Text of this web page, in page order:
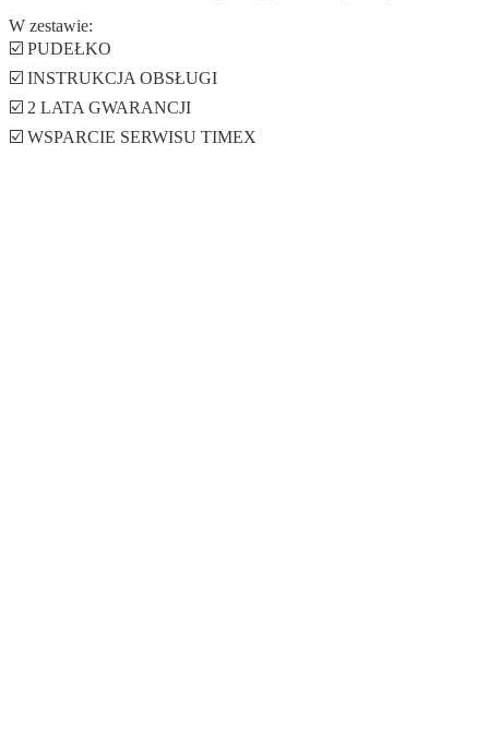
W zestawie:
☑️ PUDEŁKO
☑️ INSTRUKCJA OBSŁUGI
☑️ 2 LATA GWARANCJI
☑️ WSPARCIE SERWISU TIMEX